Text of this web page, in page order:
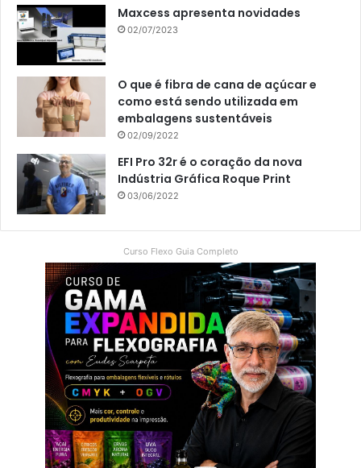
Maxcess apresenta novidades
02/07/2023
O que é fibra de cana de açúcar e
como está sendo utilizada em
embalagens sustentáveis
02/09/2022
EFI Pro 32r é o coração da nova
Indústria Gráfica Roque Print
03/06/2022
Curso Flexo Guia Completo